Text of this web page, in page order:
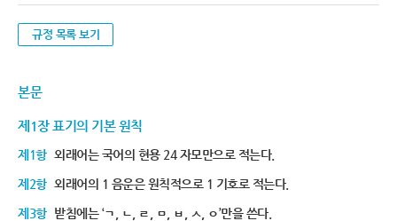
규정 목록 보기
본문
제1장 표기의 기본 원칙
제1항 외래어는 국어의 현용 24 자모만으로 적는다.
제2항 외래어의 1 음운은 원칙적으로 1 기호로 적는다.
제3항 받침에는 ‘ㄱ, ㄴ, ㄹ, ㅁ, ㅂ, ㅅ, ㅇ’만을 쓴다.